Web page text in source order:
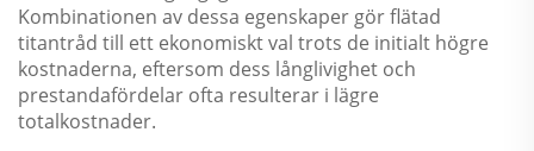
Kombinationen av dessa egenskaper gör flätad
titantråd till ett ekonomiskt val trots de initialt högre
kostnaderna, eftersom dess långlivighet och
prestandafördelar ofta resulterar i lägre
totalkostnader.